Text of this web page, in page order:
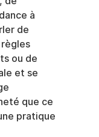
à
de
ou de
et se
que ce
pratique